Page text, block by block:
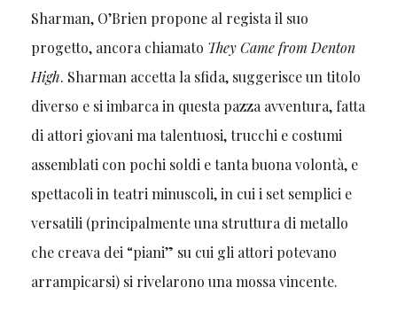
Sharman, O’Brien propone al regista il suo
progetto, ancora chiamato They Came from Denton
High. Sharman accetta la sfida, suggerisce un titolo
diverso e si imbarca in questa pazza avventura, fatta
di attori giovani ma talentuosi, trucchi e costumi
assemblati con pochi soldi e tanta buona volontà, e
spettacoli in teatri minuscoli, in cui i set semplici e
versatili (principalmente una struttura di metallo
che creava dei “piani” su cui gli attori potevano
arrampicarsi) si rivelarono una mossa vincente.